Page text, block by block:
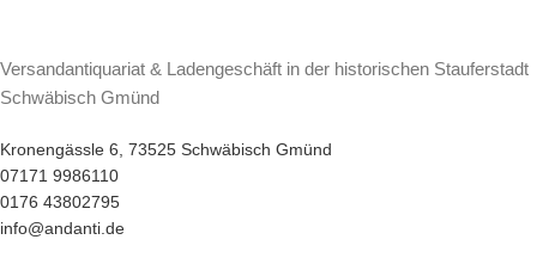
Versandantiquariat & Ladengeschäft in der historischen Stauferstadt
Schwäbisch Gmünd
Kronengässle 6, 73525 Schwäbisch Gmünd
07171 9986110
0176 43802795
info@andanti.de